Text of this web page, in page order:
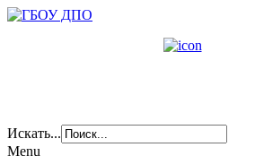
Искать...
Menu